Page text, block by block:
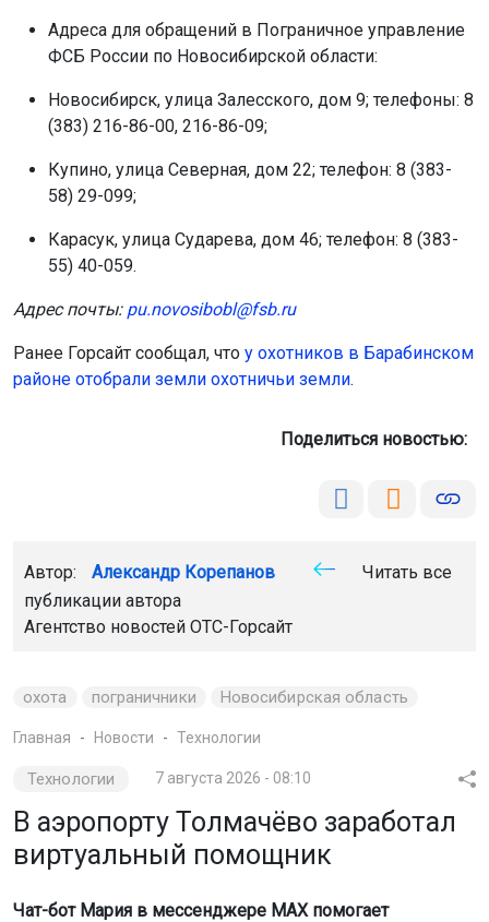
Адреса для обращений в Пограничное управление
ФСБ России по Новосибирской области:
Новосибирск, улица Залесского, дом 9; телефоны: 8
(383) 216-86-00, 216-86-09;
Купино, улица Северная, дом 22; телефон: 8 (383-
58) 29-099;
Карасук, улица Сударева, дом 46; телефон: 8 (383-
55) 40-059.
Адрес почты: pu.novosibobl@fsb.ru
Ранее Горсайт сообщал, что у охотников в Барабинском
районе отобрали земли охотничьи земли.
Поделиться новостью:
Автор: Александр Корепанов
Читать все
публикации автора
Агентство новостей ОТС-Горсайт
охота пограничники Новосибирская область
Главная Новости Технологии
Технологии 7 августа 2026 - 08:10
В аэропорту Толмачёво заработал
виртуальный помощник
Чат-бот Мария в мессенджере MAX помогает